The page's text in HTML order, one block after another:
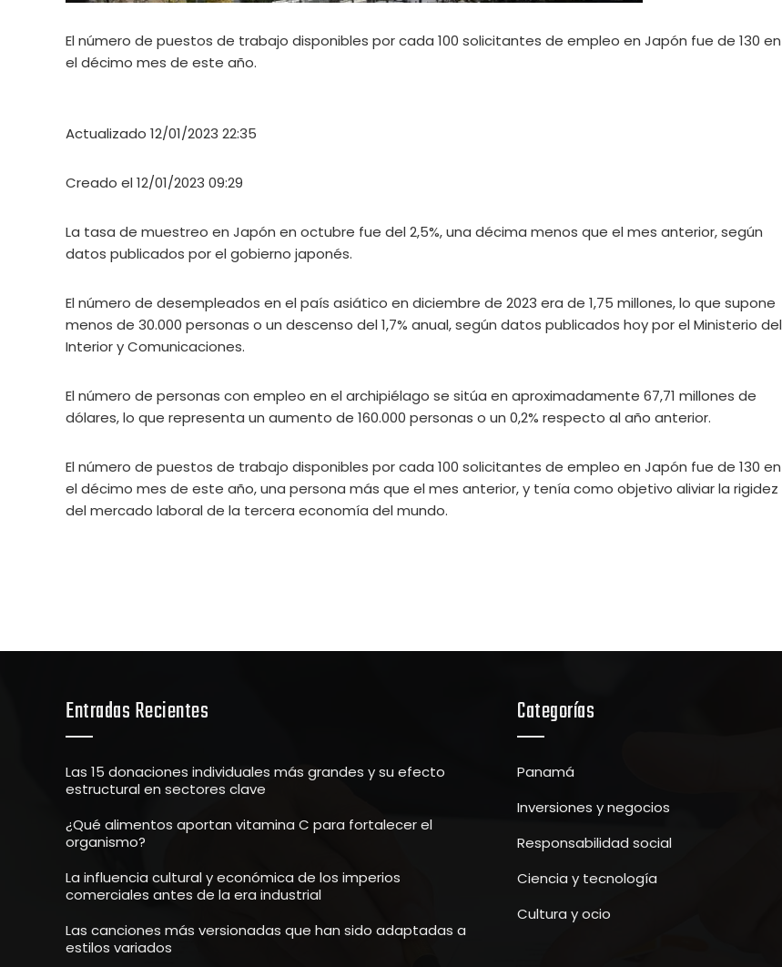
El número de puestos de trabajo disponibles por cada 100 solicitantes de empleo en Japón fue de 130 en
el décimo mes de este año.
Actualizado 12/01/2023 22:35
Creado el 12/01/2023 09:29
La tasa de muestreo en Japón en octubre fue del 2,5%, una décima menos que el mes anterior, según
datos publicados por el gobierno japonés.
El número de desempleados en el país asiático en diciembre de 2023 era de 1,75 millones, lo que supone
menos de 30.000 personas o un descenso del 1,7% anual, según datos publicados hoy por el Ministerio del
Interior y Comunicaciones.
El número de personas con empleo en el archipiélago se sitúa en aproximadamente 67,71 millones de
dólares, lo que representa un aumento de 160.000 personas o un 0,2% respecto al año anterior.
El número de puestos de trabajo disponibles por cada 100 solicitantes de empleo en Japón fue de 130 en
el décimo mes de este año, una persona más que el mes anterior, y tenía como objetivo aliviar la rigidez
del mercado laboral de la tercera economía del mundo.
Entradas Recientes
Las 15 donaciones individuales más grandes y su efecto
estructural en sectores clave
¿Qué alimentos aportan vitamina C para fortalecer el
organismo?
La influencia cultural y económica de los imperios
comerciales antes de la era industrial
Las canciones más versionadas que han sido adaptadas a
estilos variados
Categorías
Panamá
Inversiones y negocios
Responsabilidad social
Ciencia y tecnología
Cultura y ocio